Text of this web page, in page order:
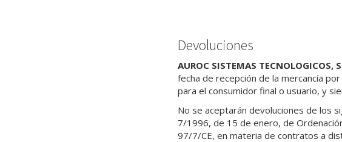
Devoluciones
AUROC SISTEMAS TECNOLOGICOS,
fecha de recepción de la mercancía
para el consumidor final o usuario, y
No se aceptarán devoluciones de los
7/1996, de 15 de enero, de
97/7/CE, en materia de contratos a